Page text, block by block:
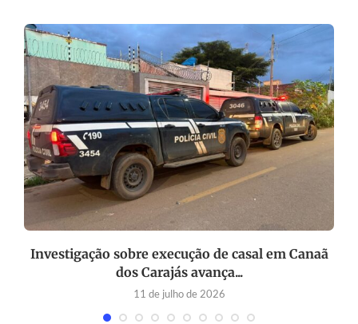
Investigação sobre execução de casal em Canaã
dos Carajás avança...
11 de julho de 2026